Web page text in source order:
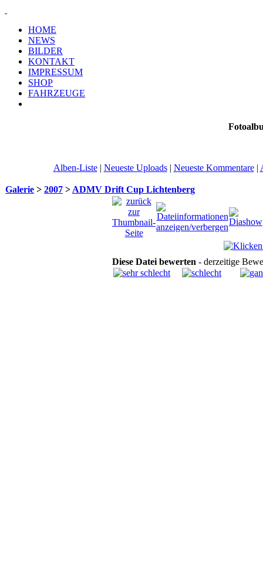
HOME
NEWS
BILDER
KONTAKT
IMPRESSUM
SHOP
FAHRZEUGE
Alben-Liste| Neueste Uploads| Neueste Kommentare|
Galerie > 2007 > ADMV Drift Cup Lichtenberg
Diese Datei bewerten - derzeitige